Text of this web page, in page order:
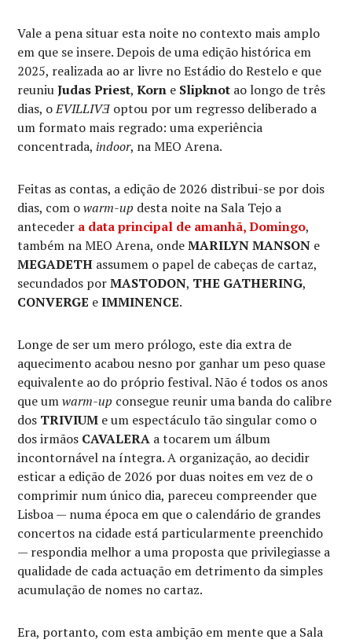
Vale a pena situar esta noite no contexto mais amplo
em que se insere. Depois de uma edição histórica em
2025, realizada ao ar livre no Estádio do Restelo e que
reuniuJudas Priest,Korn e Slipknot ao longo de três
dias, oEVILLIVƎoptou por um regresso deliberado a
um formato mais regrado: uma experiência
concentrada, indoor, na MEO Arena.
Feitas as contas, a edição de 2026 distribui-se por dois
dias, com owarm-up desta noite na Sala Tejo a
anteceder a data principal de amanhã, Domingo,
também na MEO Arena, ondeMARILYN MANSON e
MEGADETH assumem o papel de cabeças de cartaz,
secundados porMASTODON, THE GATHERING,
CONVERGE eIMMINENCE.
Longe de ser um mero prólogo, este dia extra de
aquecimento acabou nesno por ganhar um peso quase
equivalente ao do próprio festival. Não é todos os anos
que umwarm-up consegue reunir uma banda do calibre
dos TRIVIUM e um espectáculo tão singular como o
dos irmãos CAVALERA a tocarem um álbum
incontornável na íntegra. A organização, ao decidir
esticar a edição de 2026 por duas noites em vez de o
comprimir num único dia, pareceu compreender que
Lisboa — numa época em que o calendário de grandes
concertos na cidade está particularmente preenchido
— respondia melhor a uma proposta que privilegiasse a
qualidade de cada actuação em detrimento da simples
acumulação de nomes no cartaz.
Era, portanto, com esta ambição em mente que a Sala